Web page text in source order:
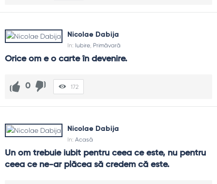
Nicolae Dabija
In: Iubire Primăvară
Orice om e o carte în devenire.
0 172
Nicolae Dabija
In: Acasă
Un om trebuie iubit pentru ceea ce este, nu pentru
ceea ce ne-ar plăcea să credem că este.